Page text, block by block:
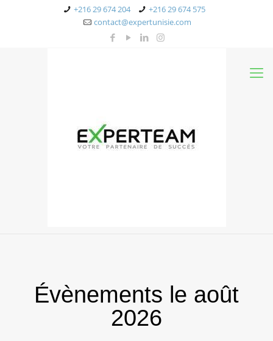
+216 29 674 204
+216 29 674 575
contact@expertunisie.com
Évènements le août
2026